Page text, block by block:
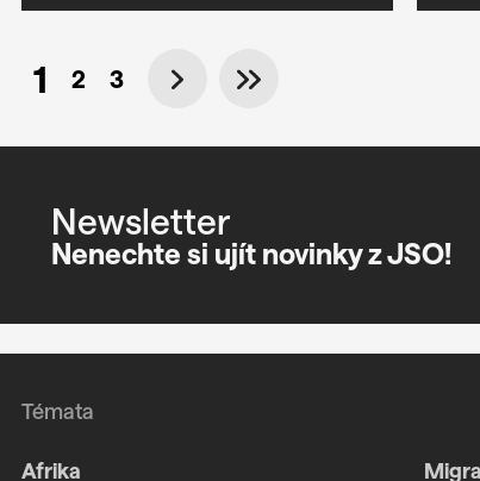
1 2 3
Newsletter
Nenechte si ujít novinky z JSO!
Témata
Afrika